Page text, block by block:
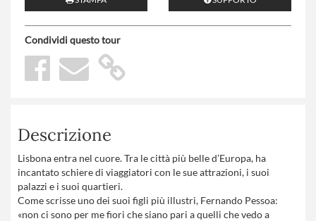
Condividi questo tour
Descrizione
Lisbona entra nel cuore. Tra le città più belle d’Europa, ha
incantato schiere di viaggiatori con le sue attrazioni, i suoi
palazzi e i suoi quartieri.
Come scrisse uno dei suoi figli più illustri, Fernando Pessoa:
«non ci sono per me fiori che siano pari a quelli che vedo a